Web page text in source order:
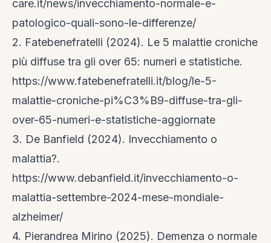
care.it/news/invecchiamento-normale-e-
patologico-quali-sono-le-differenze/
2. Fatebenefratelli (2024). Le 5 malattie croniche
più diffuse tra gli over 65: numeri e statistiche.
https://www.fatebenefratelli.it/blog/le-5-
malattie-croniche-pi%C3%B9-diffuse-tra-gli-
over-65-numeri-e-statistiche-aggiornate
3. De Banfield (2024). Invecchiamento o
malattia?.
https://www.debanfield.it/invecchiamento-o-
malattia-settembre-2024-mese-mondiale-
alzheimer/
4. Pierandrea Mirino (2025). Demenza o normale